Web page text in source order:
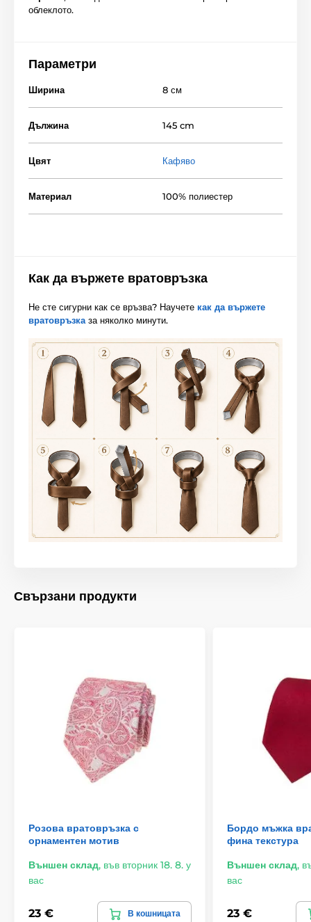
облеклото.
Параметри
Ширина 8 см
Дължина 145 cm
Цвят Кафяво
Материал 100% полиестер
Как да вържете вратовръзка
Не сте сигурни как се връзва? Научете как да вържете
вратовръзка за няколко минути.
Свързани продукти
Розова вратовръзка с
орнаментен мотив
Външен склад, във вторник 18. 8. у
вас
23 € В кошницата
Бордо мъжка
фина текстура
Външен склад,
вас
23 €